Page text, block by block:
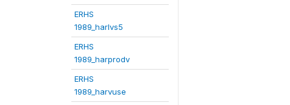
ERHS
1989_harlvs5
ERHS
1989_harprodv
ERHS
1989_harvuse